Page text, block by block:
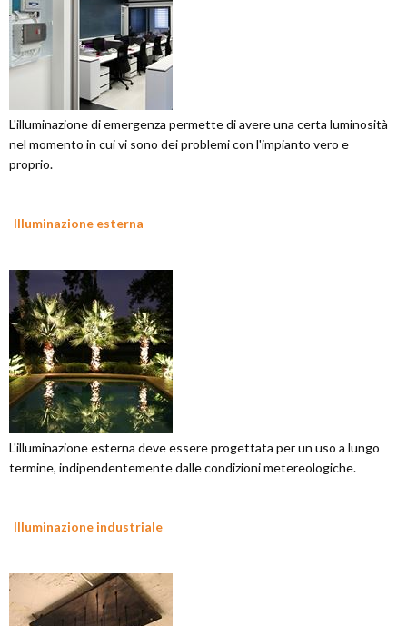
L'illuminazione di emergenza permette di avere una certa luminosità
nel momento in cui vi sono dei problemi con l'impianto vero e
proprio.
Illuminazione esterna
L'illuminazione esterna deve essere progettata per un uso a lungo
termine, indipendentemente dalle condizioni metereologiche.
Illuminazione industriale